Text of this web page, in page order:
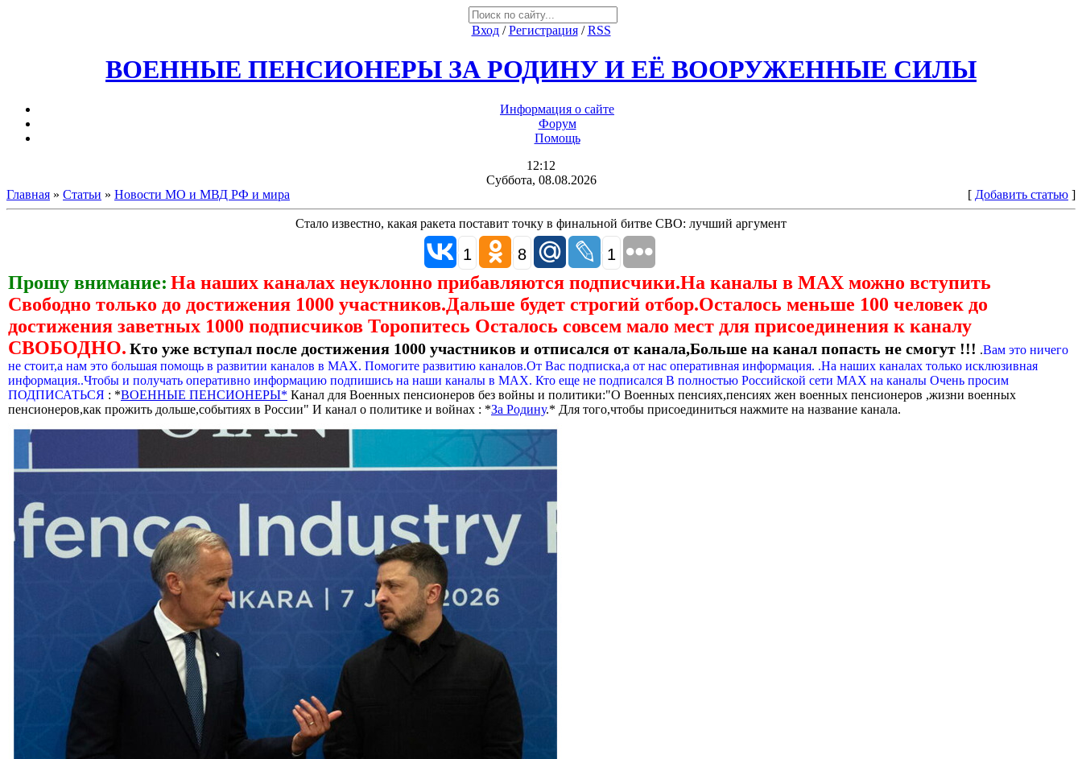
Вход/Регистрация/RSS
ВОЕННЫЕ ПЕНСИОНЕРЫ ЗА РОДИНУ И ЕЁ ВООРУЖЕННЫЕ СИЛЫ
Информация о сайте
Форум
Помощь
12:12
Суббота, 08.08.2026
Главная » Статьи » Новости МО и МВД РФ и мира [ Добавить статью ]
Стало известно, какая ракета поставит точку в финальной битве СВО: лучший аргумент
1 8 1
Прошу внимание: На наших каналах неуклонно прибавляются подписчики.На каналы в МАХ можно вступить
Свободно только до достижения 1000 участников.Дальше будет строгий отбор.Осталось меньше 100 человек до
достижения заветных 1000 подписчиков Торопитесь Осталось совсем мало мест для присоединения к каналу
СВОБОДНО. Кто уже вступал после достижения 1000 участников и отписался от канала,Больше на канал попасть не смогут !!! .Вам это ничего
не стоит,а нам это большая помощь в развитии каналов в МАХ. Помогите развитию каналов.От Вас подписка,а от нас оперативная информация. .На наших каналах только исклюзивная
информация..Чтобы и получать оперативно информацию подпишись на наши каналы в МАХ. Кто еще не подписался В полностью Российской сети МАХ на каналы Очень просим
ПОДПИСАТЬСЯ : *ВОЕННЫЕ ПЕНСИОНЕРЫ* Канал для Военных пенсионеров без войны и политики:"О Военных пенсиях,пенсиях жен военных пенсионеров ,жизни военных
пенсионеров,как прожить дольше,событиях в России" И канал о политике и войнах : *За Родину.* Для того,чтобы присоединиться нажмите на название канала.